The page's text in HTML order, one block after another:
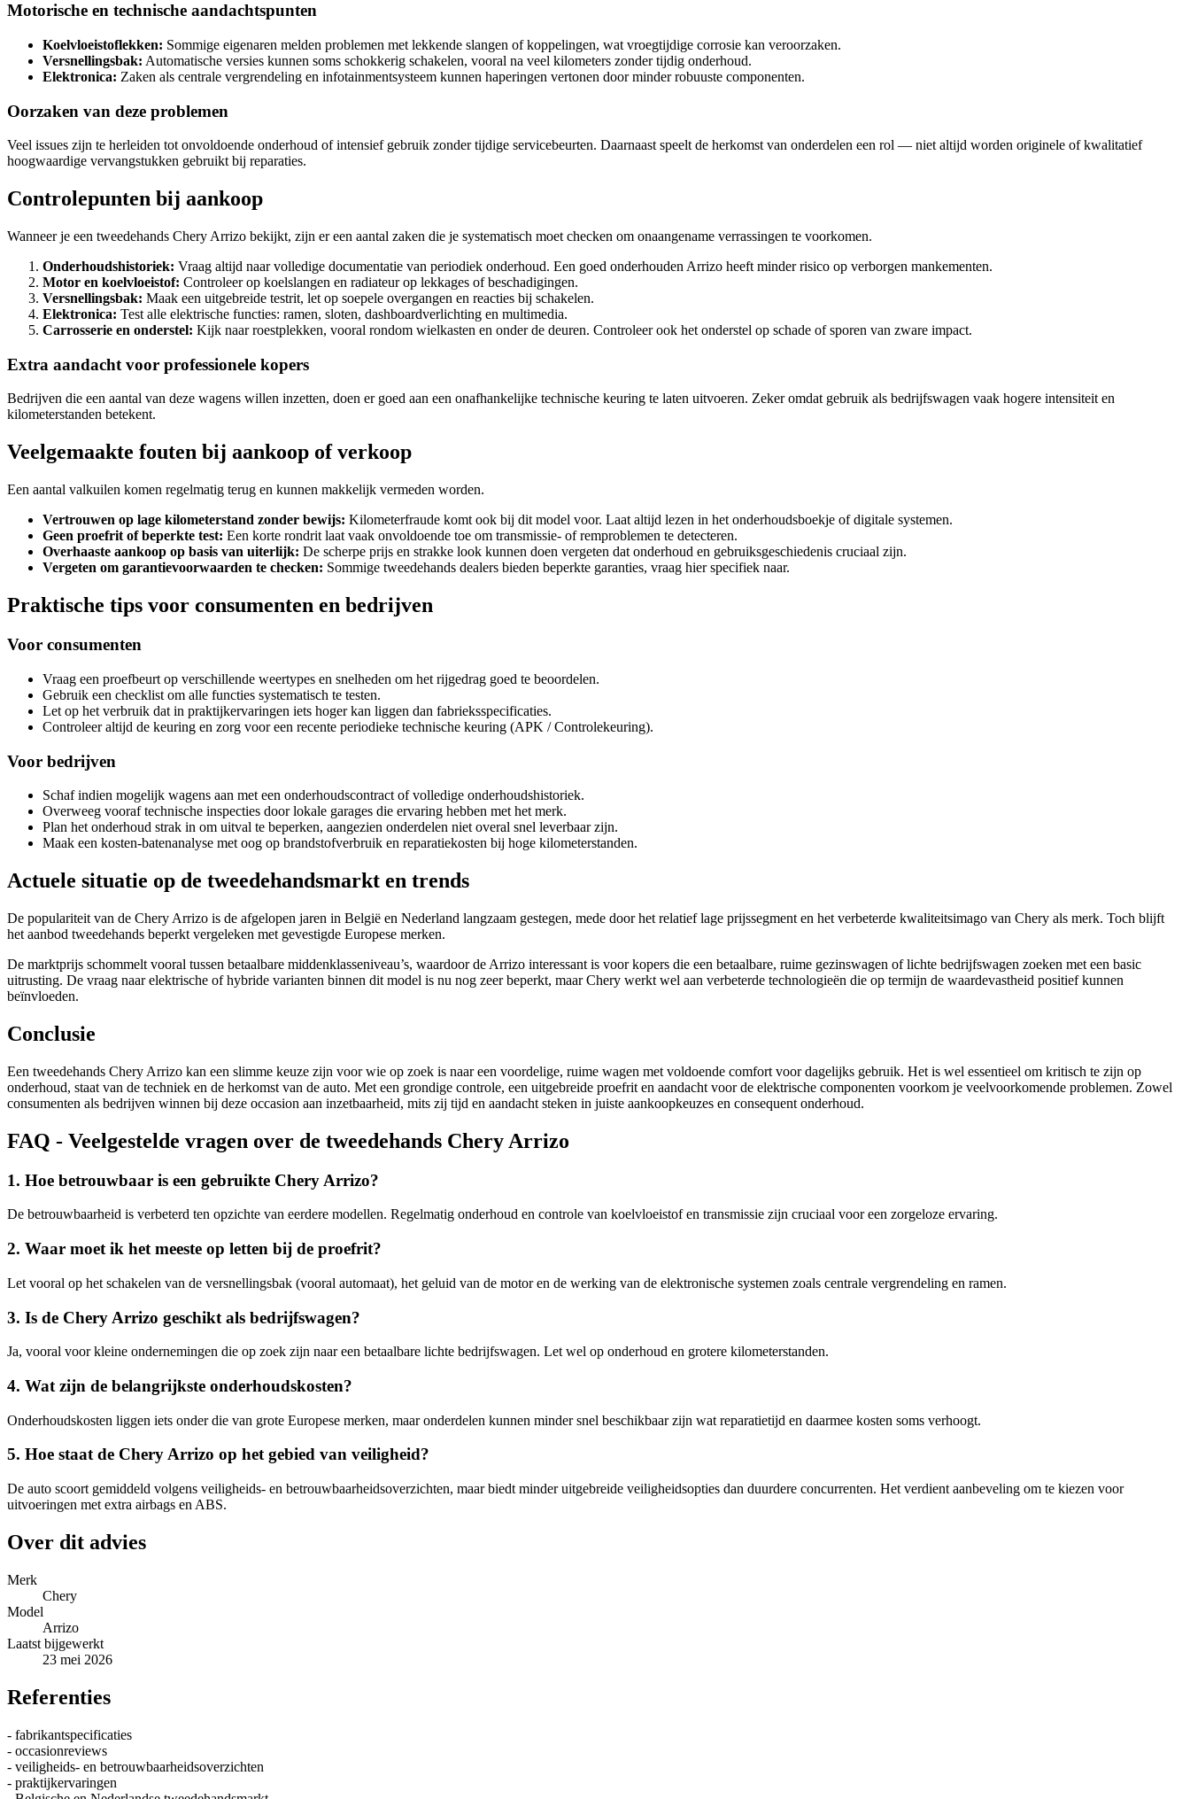
Motorische en technische aandachtspunten
Koelvloeistoflekken: Sommige eigenaren melden problemen met lekkende slangen of koppelingen, wat vroegtijdige corrosie kan veroorzaken.
Versnellingsbak: Automatische versies kunnen soms schokkerig schakelen, vooral na veel kilometers zonder tijdig onderhoud.
Elektronica: Zaken als centrale vergrendeling en infotainmentsysteem kunnen haperingen vertonen door minder robuuste componenten.
Oorzaken van deze problemen
Veel issues zijn te herleiden tot onvoldoende onderhoud of intensief gebruik zonder tijdige servicebeurten. Daarnaast speelt de herkomst van onderdelen een rol — niet altijd worden originele of kwalitatief
hoogwaardige vervangstukken gebruikt bij reparaties.
Controlepunten bij aankoop
Wanneer je een tweedehands Chery Arrizo bekijkt, zijn er een aantal zaken die je systematisch moet checken om onaangename verrassingen te voorkomen.
Onderhoudshistoriek: Vraag altijd naar volledige documentatie van periodiek onderhoud. Een goed onderhouden Arrizo heeft minder risico op verborgen mankementen.
Motor en koelvloeistof: Controleer op koelslangen en radiateur op lekkages of beschadigingen.
Versnellingsbak: Maak een uitgebreide testrit, let op soepele overgangen en reacties bij schakelen.
Elektronica: Test alle elektrische functies: ramen, sloten, dashboardverlichting en multimedia.
Carrosserie en onderstel: Kijk naar roestplekken, vooral rondom wielkasten en onder de deuren. Controleer ook het onderstel op schade of sporen van zware impact.
Extra aandacht voor professionele kopers
Bedrijven die een aantal van deze wagens willen inzetten, doen er goed aan een onafhankelijke technische keuring te laten uitvoeren. Zeker omdat gebruik als bedrijfswagen vaak hogere intensiteit en
kilometerstanden betekent.
Veelgemaakte fouten bij aankoop of verkoop
Een aantal valkuilen komen regelmatig terug en kunnen makkelijk vermeden worden.
Vertrouwen op lage kilometerstand zonder bewijs: Kilometerfraude komt ook bij dit model voor. Laat altijd lezen in het onderhoudsboekje of digitale systemen.
Geen proefrit of beperkte test: Een korte rondrit laat vaak onvoldoende toe om transmissie- of remproblemen te detecteren.
Overhaaste aankoop op basis van uiterlijk: De scherpe prijs en strakke look kunnen doen vergeten dat onderhoud en gebruiksgeschiedenis cruciaal zijn.
Vergeten om garantievoorwaarden te checken: Sommige tweedehands dealers bieden beperkte garanties, vraag hier specifiek naar.
Praktische tips voor consumenten en bedrijven
Voor consumenten
Vraag een proefbeurt op verschillende weertypes en snelheden om het rijgedrag goed te beoordelen.
Gebruik een checklist om alle functies systematisch te testen.
Let op het verbruik dat in praktijkervaringen iets hoger kan liggen dan fabrieksspecificaties.
Controleer altijd de keuring en zorg voor een recente periodieke technische keuring (APK / Controlekeuring).
Voor bedrijven
Schaf indien mogelijk wagens aan met een onderhoudscontract of volledige onderhoudshistoriek.
Overweeg vooraf technische inspecties door lokale garages die ervaring hebben met het merk.
Plan het onderhoud strak in om uitval te beperken, aangezien onderdelen niet overal snel leverbaar zijn.
Maak een kosten-batenanalyse met oog op brandstofverbruik en reparatiekosten bij hoge kilometerstanden.
Actuele situatie op de tweedehandsmarkt en trends
De populariteit van de Chery Arrizo is de afgelopen jaren in België en Nederland langzaam gestegen, mede door het relatief lage prijssegment en het verbeterde kwaliteitsimago van Chery als merk. Toch blijft
het aanbod tweedehands beperkt vergeleken met gevestigde Europese merken.
De marktprijs schommelt vooral tussen betaalbare middenklasseniveau’s, waardoor de Arrizo interessant is voor kopers die een betaalbare, ruime gezinswagen of lichte bedrijfswagen zoeken met een basic
uitrusting. De vraag naar elektrische of hybride varianten binnen dit model is nu nog zeer beperkt, maar Chery werkt wel aan verbeterde technologieën die op termijn de waardevastheid positief kunnen
beïnvloeden.
Conclusie
Een tweedehands Chery Arrizo kan een slimme keuze zijn voor wie op zoek is naar een voordelige, ruime wagen met voldoende comfort voor dagelijks gebruik. Het is wel essentieel om kritisch te zijn op
onderhoud, staat van de techniek en de herkomst van de auto. Met een grondige controle, een uitgebreide proefrit en aandacht voor de elektrische componenten voorkom je veelvoorkomende problemen. Zowel
consumenten als bedrijven winnen bij deze occasion aan inzetbaarheid, mits zij tijd en aandacht steken in juiste aankoopkeuzes en consequent onderhoud.
FAQ - Veelgestelde vragen over de tweedehands Chery Arrizo
1. Hoe betrouwbaar is een gebruikte Chery Arrizo?
De betrouwbaarheid is verbeterd ten opzichte van eerdere modellen. Regelmatig onderhoud en controle van koelvloeistof en transmissie zijn cruciaal voor een zorgeloze ervaring.
2. Waar moet ik het meeste op letten bij de proefrit?
Let vooral op het schakelen van de versnellingsbak (vooral automaat), het geluid van de motor en de werking van de elektronische systemen zoals centrale vergrendeling en ramen.
3. Is de Chery Arrizo geschikt als bedrijfswagen?
Ja, vooral voor kleine ondernemingen die op zoek zijn naar een betaalbare lichte bedrijfswagen. Let wel op onderhoud en grotere kilometerstanden.
4. Wat zijn de belangrijkste onderhoudskosten?
Onderhoudskosten liggen iets onder die van grote Europese merken, maar onderdelen kunnen minder snel beschikbaar zijn wat reparatietijd en daarmee kosten soms verhoogt.
5. Hoe staat de Chery Arrizo op het gebied van veiligheid?
De auto scoort gemiddeld volgens veiligheids- en betrouwbaarheidsoverzichten, maar biedt minder uitgebreide veiligheidsopties dan duurdere concurrenten. Het verdient aanbeveling om te kiezen voor
uitvoeringen met extra airbags en ABS.
Over dit advies
Merk
Chery
Model
Arrizo
Laatst bijgewerkt
23 mei 2026
Referenties
- fabrikantspecificaties
- occasionreviews
- veiligheids- en betrouwbaarheidsoverzichten
- praktijkervaringen